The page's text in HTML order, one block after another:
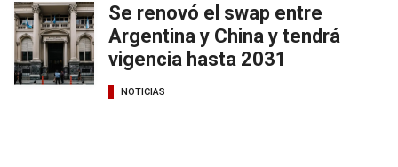
Se renovó el swap entre
Argentina y China y tendrá
vigencia hasta 2031
NOTICIAS